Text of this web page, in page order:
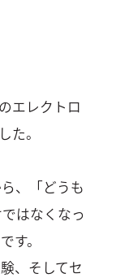
エレクトロ
た。
、「どうも
はなくなっ
す。
、そしてセ